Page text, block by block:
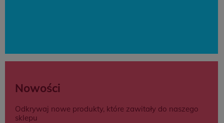
Nowości
Odkrywaj nowe produkty, które zawitały do naszego
sklepu